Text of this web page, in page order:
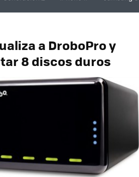
a DroboPro y
8 discos duros